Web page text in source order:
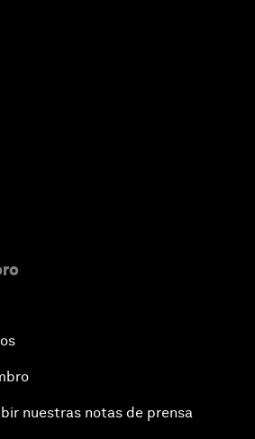
nuestras notas de prensa